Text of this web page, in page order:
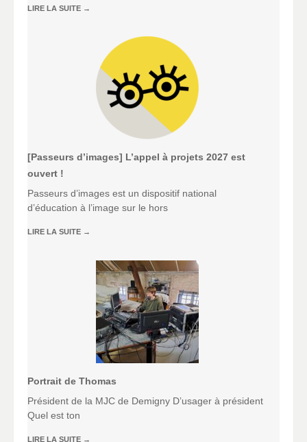
LIRE LA SUITE →
[Passeurs d’images] L’appel à projets 2027 est
ouvert !
Passeurs d’images est un dispositif national
d’éducation à l’image sur le hors
LIRE LA SUITE →
Portrait de Thomas
Président de la MJC de Demigny D’usager à président
Quel est ton
LIRE LA SUITE →